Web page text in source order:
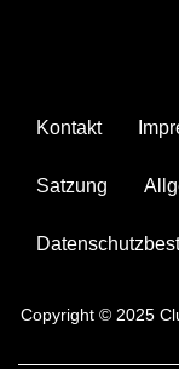
Kontakt
Satzung
Copyright © 2025